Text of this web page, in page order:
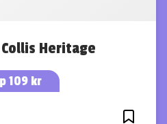
Collis Heritage
109 kr